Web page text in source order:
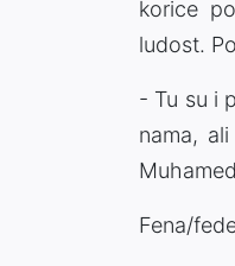
korice
ludost.
- Tu su i
nama,
Fena/